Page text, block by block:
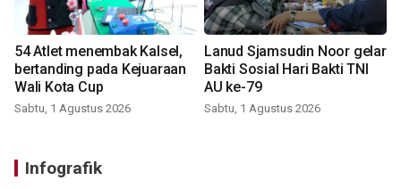
54 Atlet menembak Kalsel,
bertanding pada Kejuaraan
Wali Kota Cup
Sabtu, 1 Agustus 2026
Lanud Sjamsudin Noor gelar
Bakti Sosial Hari Bakti TNI
AU ke-79
Sabtu, 1 Agustus 2026
Infografik